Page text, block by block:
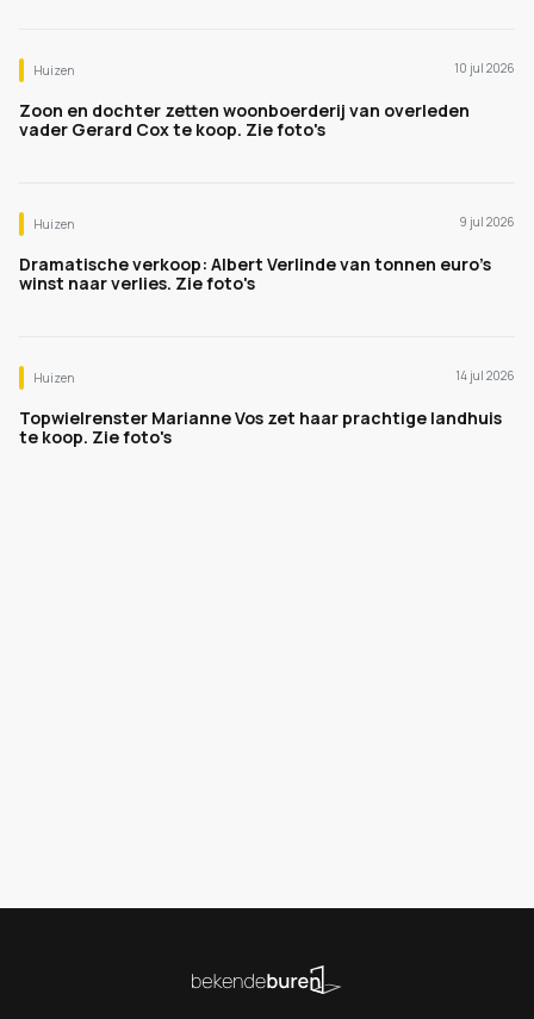
Huizen 10 jul 2026
Zoon en dochter zetten woonboerderij van overleden
vader Gerard Cox te koop. Zie foto's
Huizen 9 jul 2026
Dramatische verkoop: Albert Verlinde van tonnen euro's
winst naar verlies. Zie foto's
Huizen 14 jul 2026
Topwielrenster Marianne Vos zet haar prachtige landhuis
te koop. Zie foto's